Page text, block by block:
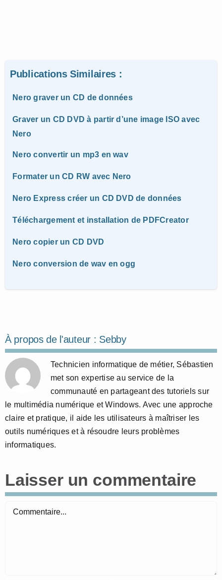
Publications Similaires :
Nero graver un CD de données
Graver un CD DVD à partir d’une image ISO avec
Nero
Nero convertir un mp3 en wav
Formater un CD RW avec Nero
Nero Express créer un CD DVD de données
Téléchargement et installation de PDFCreator
Nero copier un CD DVD
Nero conversion de wav en ogg
À propos de l'auteur : Sebby
Technicien informatique de métier, Sébastien
met son expertise au service de la
communauté en partageant des tutoriels sur
le multimédia numérique et Windows. Avec une approche
claire et pratique, il aide les utilisateurs à maîtriser les
outils numériques et à résoudre leurs problèmes
informatiques.
Laisser un commentaire
Commentaire